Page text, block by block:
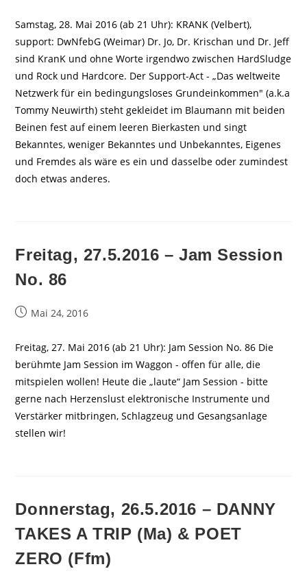
Samstag, 28. Mai 2016 (ab 21 Uhr): KRANK (Velbert),
support: DwNfebG (Weimar) Dr. Jo, Dr. Krischan und Dr. Jeff
sind KranK und ohne Worte irgendwo zwischen HardSludge
und Rock und Hardcore. Der Support-Act - „Das weltweite
Netzwerk für ein bedingungsloses Grundeinkommen" (a.k.a
Tommy Neuwirth) steht gekleidet im Blaumann mit beiden
Beinen fest auf einem leeren Bierkasten und singt
Bekanntes, weniger Bekanntes und Unbekanntes, Eigenes
und Fremdes als wäre es ein und dasselbe oder zumindest
doch etwas anderes.
Freitag, 27.5.2016 – Jam Session
No. 86
BeitragMai 24, 2016
Freitag, 27. Mai 2016 (ab 21 Uhr): Jam Session No. 86 Die
berühmte Jam Session im Waggon - offen für alle, die
mitspielen wollen! Heute die „laute“ Jam Session - bitte
gerne nach Herzenslust elektronische Instrumente und
Verstärker mitbringen, Schlagzeug und Gesangsanlage
stellen wir!
Donnerstag, 26.5.2016 – DANNY
TAKES A TRIP (Ma) & POET
ZERO (Ffm)